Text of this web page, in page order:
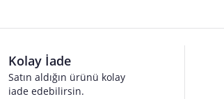
Kolay İade
Satın aldığın ürünü kolay
iade edebilirsin.